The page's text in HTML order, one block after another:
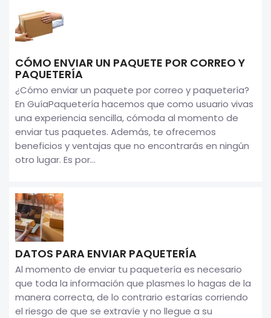
CÓMO ENVIAR UN PAQUETE POR CORREO Y
PAQUETERÍA
¿Cómo enviar un paquete por correo y paquetería?
En GuíaPaquetería hacemos que como usuario vivas
una experiencia sencilla, cómoda al momento de
enviar tus paquetes. Además, te ofrecemos
beneficios y ventajas que no encontrarás en ningún
otro lugar. Es por...
DATOS PARA ENVIAR PAQUETERÍA
Al momento de enviar tu paquetería es necesario
que toda la información que plasmes lo hagas de la
manera correcta, de lo contrario estarías corriendo
el riesgo de que se extravíe y no llegue a su